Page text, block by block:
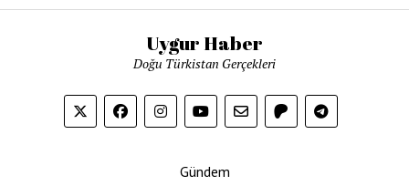
Uygur Haber
Doğu Türkistan Gerçekleri
Gündem